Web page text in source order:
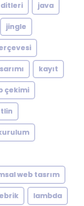
java
jingle
kayıt
çekimi
web tasrım
lambda